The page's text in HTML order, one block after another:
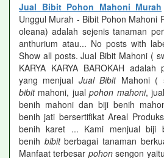
Jual Bibit Pohon Mahoni Murah
Unggul Murah - Bibit Pohon Mahoni
oleana) adalah sejenis tanaman
anthurium atau... No posts with
Show all posts. Jual Bibit Mahoni (
KARYA KARYA BAROKAH
yang menjual Jual BibitMahoni (
bibitmahoni, jualpohon mahoni,
benih mahoni dan biji benih
benih jati bersertifikat Areal
benih karet ... Kami menjual biji
benih bibitberbagai tanaman
Manfaat terbesar pohonsengon